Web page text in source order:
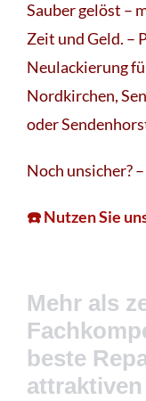
Sauber gelöst –
Zeit und Geld. –
Neulackierung
Nordkirchen,
oder
Noch unsicher?
☎️ Nutzen Sie
Mehr als
beste